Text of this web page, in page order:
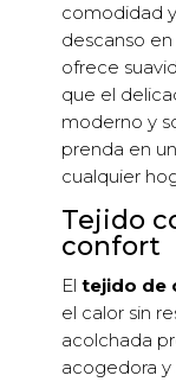
comodidad
descanso
ofrece
que el
moderno y
prenda en
cualquier
Tejido
confort
Eltejido de
el calor sin
acolchada
acogedora